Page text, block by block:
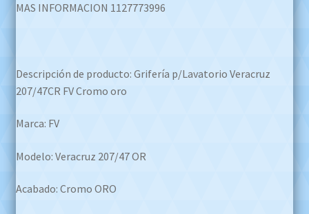
MAS INFORMACION 1127773996
Descripción de producto: Grifería p/Lavatorio Veracruz
207/47CR FV Cromo oro
Marca: FV
Modelo: Veracruz 207/47 OR
Acabado: Cromo ORO